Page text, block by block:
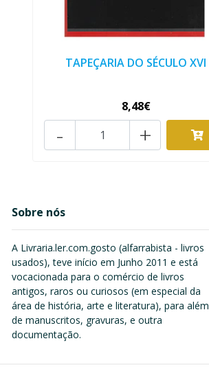
TAPEÇARIA DO SÉCULO XVI
8,48€
+
-
Sobre nós
A Livraria.ler.com.gosto (alfarrabista - livros
usados), teve início em Junho 2011 e está
vocacionada para o comércio de livros
antigos, raros ou curiosos (em especial da
área de história, arte e literatura), para além
de manuscritos, gravuras, e outra
documentação.